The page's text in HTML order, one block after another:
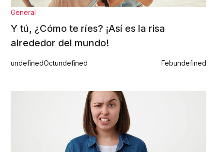
General
Y tú, ¿Cómo te ríes? ¡Así es la risa
alrededor del mundo!
undefinedOctundefined Febundefined